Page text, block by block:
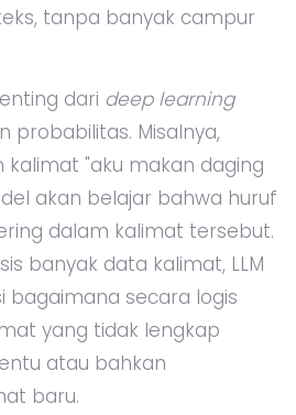
tanpa banyak campur
dari deep learning
probabilitas. Misalnya,
kalimat "aku makan daging
akan belajar bahwa huruf
dalam kalimat tersebut.
banyak data kalimat, LLM
secara logis
yang tidak lengkap
atau bahkan
baru.